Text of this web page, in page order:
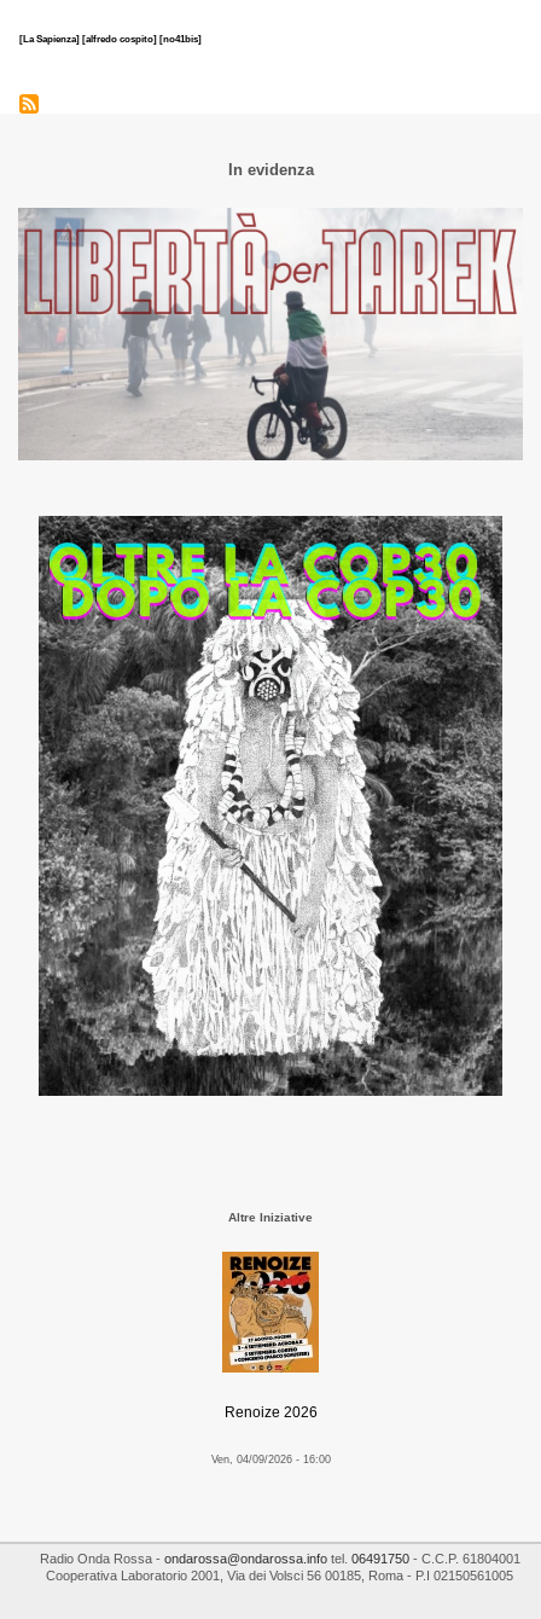
[La Sapienza] [alfredo cospito] [no41bis]
In evidenza
Altre Iniziative
Renoize 2026
Ven, 04/09/2026 - 16:00
Radio Onda Rossa- ondarossa@ondarossa.infotel. 06491750- C.C.P. 61804001
Cooperativa Laboratorio 2001
Via dei Volsci 56 00185 Roma - P.I 02150561005